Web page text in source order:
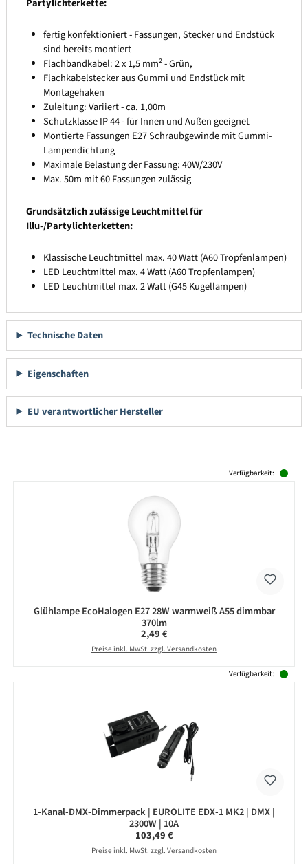
fertig konfektioniert - Fassungen, Stecker und Endstück
sind bereits montiert
Flachbandkabel: 2 x 1,5 mm² - Grün,
Flachkabelstecker aus Gummi und Endstück mit
Montagehaken
Zuleitung: Variiert - ca. 1,00m
Schutzklasse IP 44 - für Innen und Außen geeignet
Montierte Fassungen E27 Schraubgewinde mit Gummi-
Lampendichtung
Maximale Belastung der Fassung: 40W/230V
Max. 50m mit 60 Fassungen zulässig
Grundsätzlich zulässige Leuchtmittel für
Illu-/Partylichterketten:
Klassische Leuchtmittel max. 40 Watt (A60 Tropfenlampen)
LED Leuchtmittel max. 4 Watt (A60 Tropfenlampen)
LED Leuchtmittel max. 2 Watt (G45 Kugellampen)
Technische Daten
Eigenschaften
EU verantwortlicher Hersteller
Verfügbarkeit:
Glühlampe EcoHalogen E27 28W warmweiß A55 dimmbar
370lm
Regulärer Preis:
2,49 €
Preise inkl. MwSt. zzgl. Versandkosten
Verfügbarkeit:
1-Kanal-DMX-Dimmerpack | EUROLITE EDX-1 MK2 | DMX |
2300W | 10A
Regulärer Preis:
103,49 €
Preise inkl. MwSt. zzgl. Versandkosten